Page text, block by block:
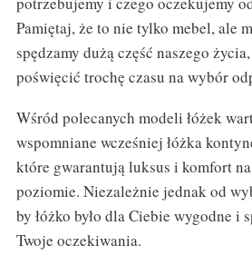
Pamiętaj, że to nie tylko mebel, ale
spędzamy dużą część naszego
poświęcić trochę czasu na wybór
Wśród polecanych modeli łóżek
wspomniane wcześniej łóżka
które gwarantują luksus i komfort
poziomie. Niezależnie jednak od
by łóżko było dla Ciebie wygodne i
Twoje oczekiwania.